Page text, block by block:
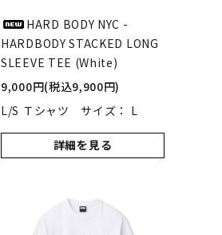
VAGA BAG
(バガバッグ)
HARD BODY NYC -
HARDBODY STACKED LONG
SLEEVE TEE (White)
9,000円(税込9,900円)
L/S Ｔシャツ サイズ： L
詳細を見る